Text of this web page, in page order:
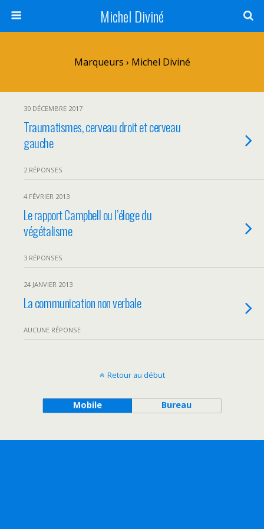
Michel Diviné
Marqueurs › Michel Diviné
30 DÉCEMBRE 2017
Traumatismes, cerveau droit et cerveau
gauche
2 RÉPONSES
4 FÉVRIER 2013
Le rapport Campbell ou l’éloge du
végétalisme
3 RÉPONSES
24 JANVIER 2013
La communication non verbale
AUCUNE RÉPONSE
Retour au début
Mobile Bureau